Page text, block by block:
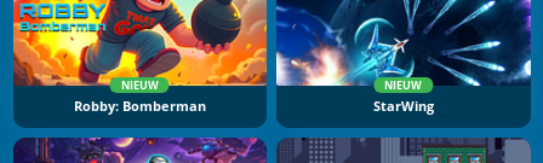
NIEUW
Robby: Bomberman
NIEUW
StarWing